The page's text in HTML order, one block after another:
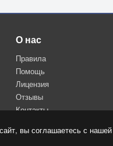
вы соглашаетесь с нашей
О нас
Правила
Помощь
Лицензия
Отзывы
Контакты